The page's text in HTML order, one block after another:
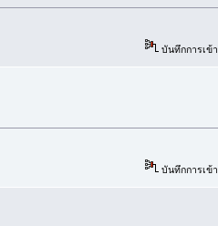
บันทึกการเข้า
บันทึกการเข้า